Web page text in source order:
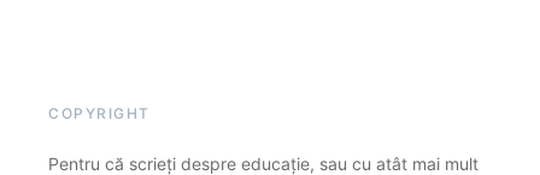
COPYRIGHT
Pentru că scrieți despre educație, sau cu atât mai mult